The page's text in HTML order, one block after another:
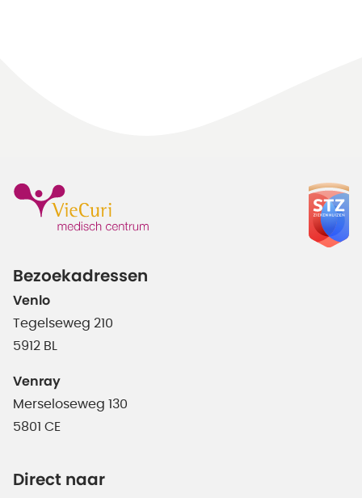
Bezoekadressen
Venlo
Tegelseweg 210
5912 BL
Venray
Merseloseweg 130
5801 CE
Direct naar